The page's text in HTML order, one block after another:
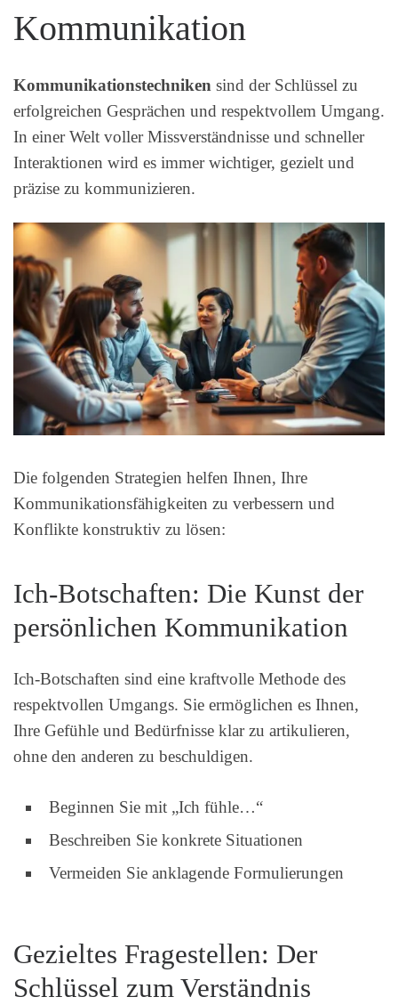
Kommunikation
Kommunikationstechniken sind der Schlüssel zu
erfolgreichen Gesprächen und respektvollem Umgang.
In einer Welt voller Missverständnisse und schneller
Interaktionen wird es immer wichtiger, gezielt und
präzise zu kommunizieren.
Die folgenden Strategien helfen Ihnen, Ihre
Kommunikationsfähigkeiten zu verbessern und
Konflikte konstruktiv zu lösen:
Ich-Botschaften: Die Kunst der
persönlichen Kommunikation
Ich-Botschaften sind eine kraftvolle Methode des
respektvollen Umgangs. Sie ermöglichen es Ihnen,
Ihre Gefühle und Bedürfnisse klar zu artikulieren,
ohne den anderen zu beschuldigen.
Beginnen Sie mit „Ich fühle…“
Beschreiben Sie konkrete Situationen
Vermeiden Sie anklagende Formulierungen
Gezieltes Fragestellen: Der
Schlüssel zum Verständnis